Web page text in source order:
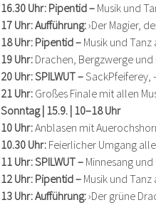
16.30 Uhr: Pipentid – Musik und
17 Uhr: Aufführung: ›Der Magier,
18 Uhr: Pipentid – Musik und
19 Uhr: Drachen, Bergzwerge
20 Uhr: SPILWUT – SackPfeiferey,
21 Uhr: Großes Finale mit allen
Sonntag | 15.9. | 10–18 Uhr
10 Uhr: Anblasen mit
10.30 Uhr: Feierlicher Umgang
11 Uhr: SPILWUT – Minnesang
12 Uhr: Pipentid – Musik und
13 Uhr: Aufführung: ›Der grüne